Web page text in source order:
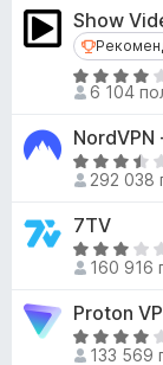
и
з
5
н
а
4
,
и
з
5
е
н
е
н
н
а
4
4
и
5
Show
О
ц
е
н
е
о
н
а
4
1
6 104
О
ц
е
н
е
о
н
292 038
7TV
О
ц
е
н
е
160 916
Proton
О
133 569